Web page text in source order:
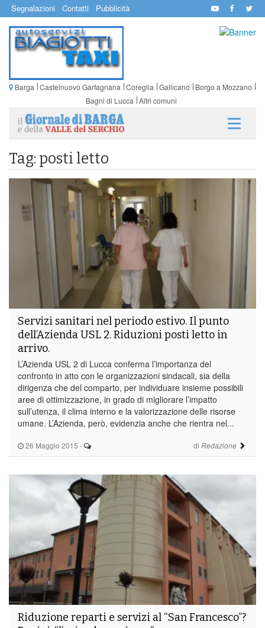
Segnalazioni Contatti Pubblicità
Barga Castelnuovo Garfagnana Coreglia Gallicano
Borgo a Mozzano
Bagni di Lucca Altri comuni
Tag: posti letto
26 Maggio 2015 - di Redazione
Servizi sanitari nel periodo estivo. Il punto
dell’Azienda USL 2. Riduzioni posti letto in
arrivo.
L’Azienda USL 2 di Lucca conferma l’importanza del
confronto in atto con le organizzazioni sindacali, sia della
dirigenza che del comparto, per individuare insieme possibili
aree di ottimizzazione, in grado di migliorare l’impatto
sull’utenza, il clima interno e la valorizzazione delle risorse
umane. L’Azienda, però, evidenzia anche che rientra nel...
Riduzione reparti e servizi al “San Francesco”?